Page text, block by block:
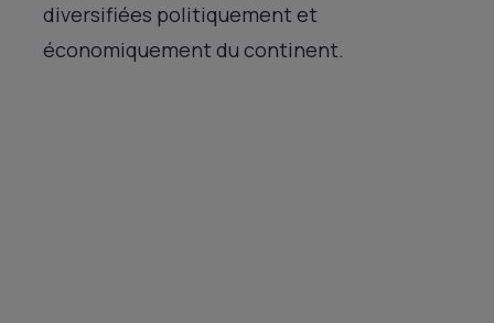
diversifiées politiquement et
économiquement du continent.